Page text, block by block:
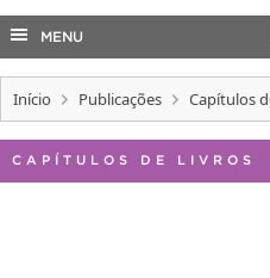
CONCURSOS
MENU
Início Publicações Capítulos
CAPÍTULOS DE LIVROS